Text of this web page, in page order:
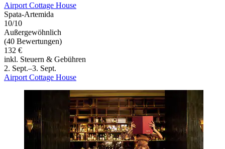
Airport Cottage House
Spata-Artemida
10/10
Außergewöhnlich
(40 Bewertungen)
132 €
inkl. Steuern & Gebühren
2. Sept.–3. Sept.
Airport Cottage House